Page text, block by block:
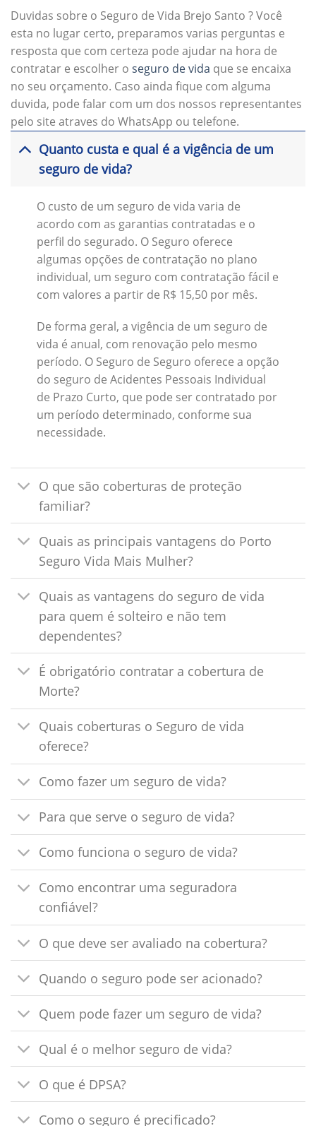
Duvidas sobre o Seguro de Vida Brejo Santo ? Você
esta no lugar certo, preparamos varias perguntas e
resposta que com certeza pode ajudar na hora de
contratar e escolher o seguro de vida que se encaixa
no seu orçamento. Caso ainda fique com alguma
duvida, pode falar com um dos nossos representantes
pelo site atraves do WhatsApp ou telefone.
Quanto custa e qual é a vigência de um
seguro de vida?
O custo de um seguro de vida varia de
acordo com as garantias contratadas e o
perfil do segurado. O Seguro oferece
algumas opções de contratação no plano
individual, um seguro com contratação fácil e
com valores a partir de R$ 15,50 por mês.
De forma geral, a vigência de um seguro de
vida é anual, com renovação pelo mesmo
período. O Seguro de Seguro oferece a opção
do seguro de Acidentes Pessoais Individual
de Prazo Curto, que pode ser contratado por
um período determinado, conforme sua
necessidade.
O que são coberturas de proteção
familiar?
Quais as principais vantagens do Porto
Seguro Vida Mais Mulher?
Quais as vantagens do seguro de vida
para quem é solteiro e não tem
dependentes?
É obrigatório contratar a cobertura de
Morte?
Quais coberturas o Seguro de vida
oferece?
Como fazer um seguro de vida?
Para que serve o seguro de vida?
Como funciona o seguro de vida?
Como encontrar uma seguradora
confiável?
O que deve ser avaliado na cobertura?
Quando o seguro pode ser acionado?
Quem pode fazer um seguro de vida?
Qual é o melhor seguro de vida?
O que é DPSA?
Como o seguro é precificado?